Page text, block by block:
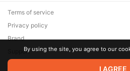
© 2026 Zaya Solutions Limited. All
Terms of service
Privacy policy
Brand
SupportBy using the site, you agree to our
I AGREE